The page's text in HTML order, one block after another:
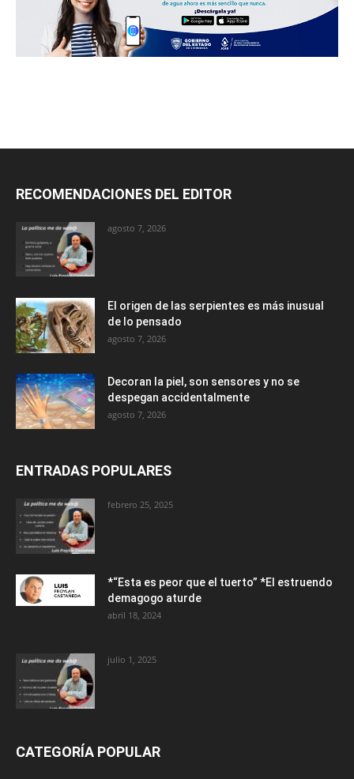
RECOMENDACIONES DEL EDITOR
agosto 7, 2026
El origen de las serpientes es más inusual
de lo pensado
agosto 7, 2026
Decoran la piel, son sensores y no se
despegan accidentalmente
agosto 7, 2026
ENTRADAS POPULARES
febrero 25, 2025
*“Esta es peor que el tuerto” *El estruendo
demagogo aturde
abril 18, 2024
julio 1, 2025
CATEGORÍA POPULAR